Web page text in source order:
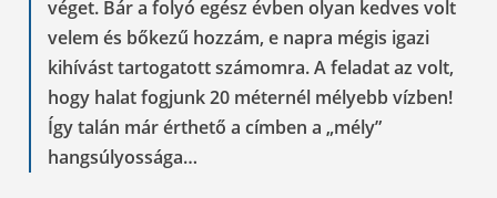
véget. Bár a folyó egész évben olyan kedves volt
velem és bőkezű hozzám, e napra mégis igazi
kihívást tartogatott számomra. A feladat az volt,
hogy halat fogjunk 20 méternél mélyebb vízben!
Így talán már érthető a címben a „mély”
hangsúlyossága…